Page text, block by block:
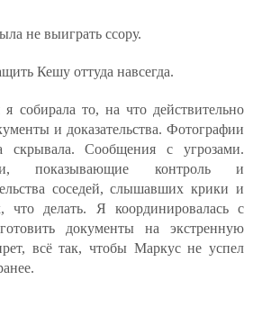
не выиграть ссору.
Кешу оттуда навсегда.
собирала то, на что действительно
и доказательства. Фотографии
скрывала. Сообщения с угрозами.
показывающие контроль и
соседей, слышавших крики и
делать. Я координировалась с
документы на экстренную
всё так, чтобы Маркус не успел